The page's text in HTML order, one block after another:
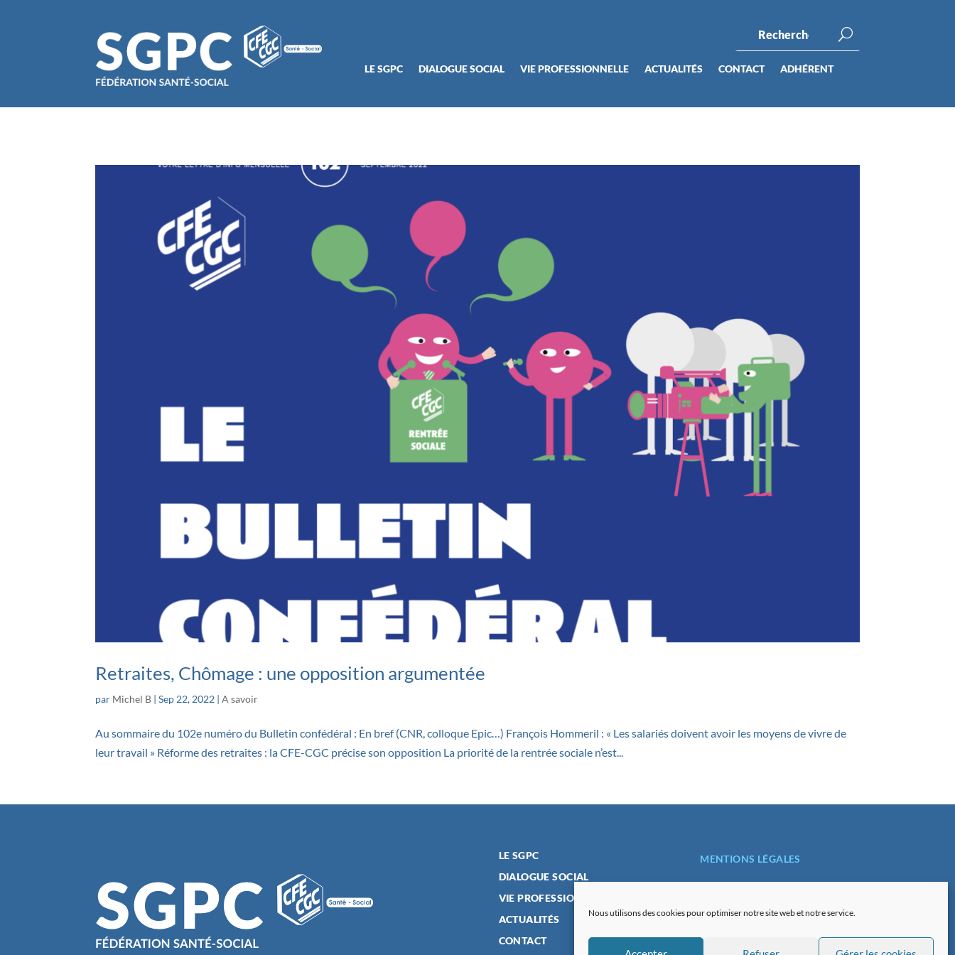
Nous utilisons des cookies pour optimiser notre site web et notre service.
LE SGPC DIALOGUE SOCIAL VIE PROFESSIONNELLE ACTUALITÉS CONTACT ADHÉRENT
Retraites, Chômage : une opposition argumentée
par Michel B |Sep 22, 2022 |A savoir
Au sommaire du 102e numéro du Bulletin confédéral : En bref (CNR, colloque Epic…) François Hommeril : « Les salariés doivent avoir les moyens de vivre de
leur travail » Réforme des retraites : la CFE-CGC précise son opposition La priorité de la rentrée sociale n’est...
LE SGPC
DIALOGUE SOCIAL
VIE PROFESSIONNELLE
ACTUALITÉS
CONTACT
MENTIONS LÉGALES